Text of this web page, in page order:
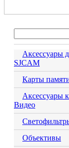
Аксессуары
SJCAM
Карты
Аксессуары
Видео
Объективы